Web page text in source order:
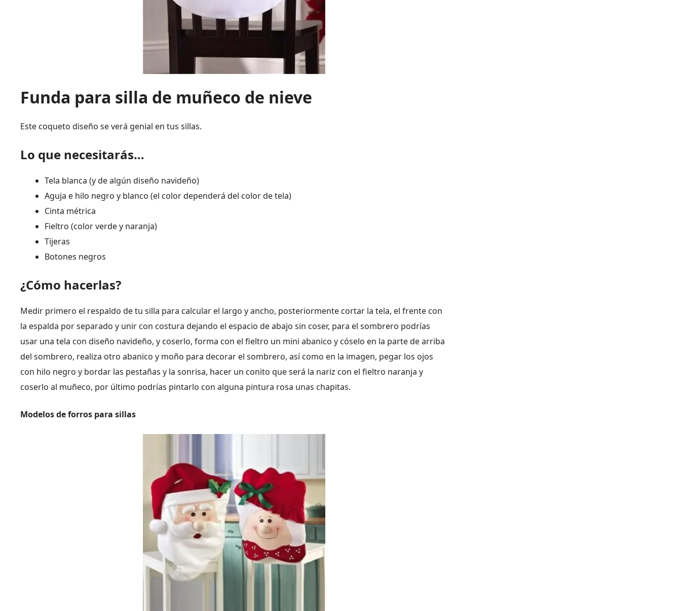
Funda para silla de muñeco de nieve
Este coqueto diseño se verá genial en tus sillas.
Lo que necesitarás…
Tela blanca (y de algún diseño navideño)
Aguja e hilo negro y blanco (el color dependerá del color de tela)
Cinta métrica
Fieltro (color verde y naranja)
Tijeras
Botones negros
¿Cómo hacerlas?
Medir primero el respaldo de tu silla para calcular el largo y ancho, posteriormente cortar la tela, el frente con
la espalda por separado y unir con costura dejando el espacio de abajo sin coser, para el sombrero podrías
usar una tela con diseño navideño, y coserlo, forma con el fieltro un mini abanico y cóselo en la parte de arriba
del sombrero, realiza otro abanico y moño para decorar el sombrero, así como en la imagen, pegar los ojos
con hilo negro y bordar las pestañas y la sonrisa, hacer un conito que será la nariz con el fieltro naranja y
coserlo al muñeco, por último podrías pintarlo con alguna pintura rosa unas chapitas.
Modelos de forros para sillas